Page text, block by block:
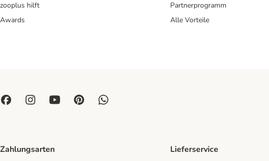
zooplus hilft
Awards
Partnerprogramm
Alle Vorteile
Zahlungsarten Lieferservice